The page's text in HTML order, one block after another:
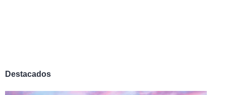
Destacados